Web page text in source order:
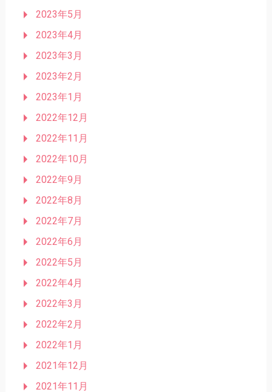
2023年5月
2023年4月
2023年3月
2023年2月
2023年1月
2022年12月
2022年11月
2022年10月
2022年9月
2022年8月
2022年7月
2022年6月
2022年5月
2022年4月
2022年3月
2022年2月
2022年1月
2021年12月
2021年11月